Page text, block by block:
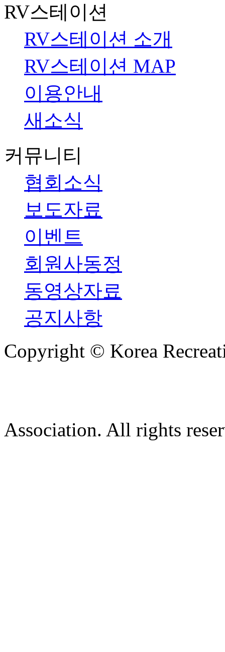
RV스테이션
RV스테이션 소개
RV스테이션 MAP
이용안내
새소식
커뮤니티
협회소식
보도자료
이벤트
회원사동정
동영상자료
공지사항
Copyright © Korea
Association. All rights